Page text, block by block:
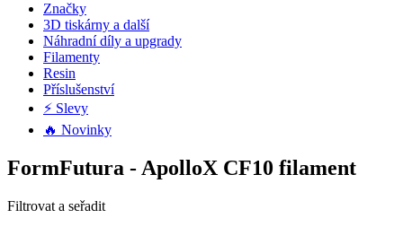
Značky
3D tiskárny a další
Náhradní díly a upgrady
Filamenty
Resin
Příslušenství
⚡ Slevy
🔥 Novinky
FormFutura - ApolloX CF10 filament
Filtrovat a seřadit